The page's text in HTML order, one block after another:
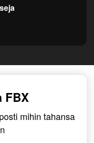
FBX
mihin tahansa